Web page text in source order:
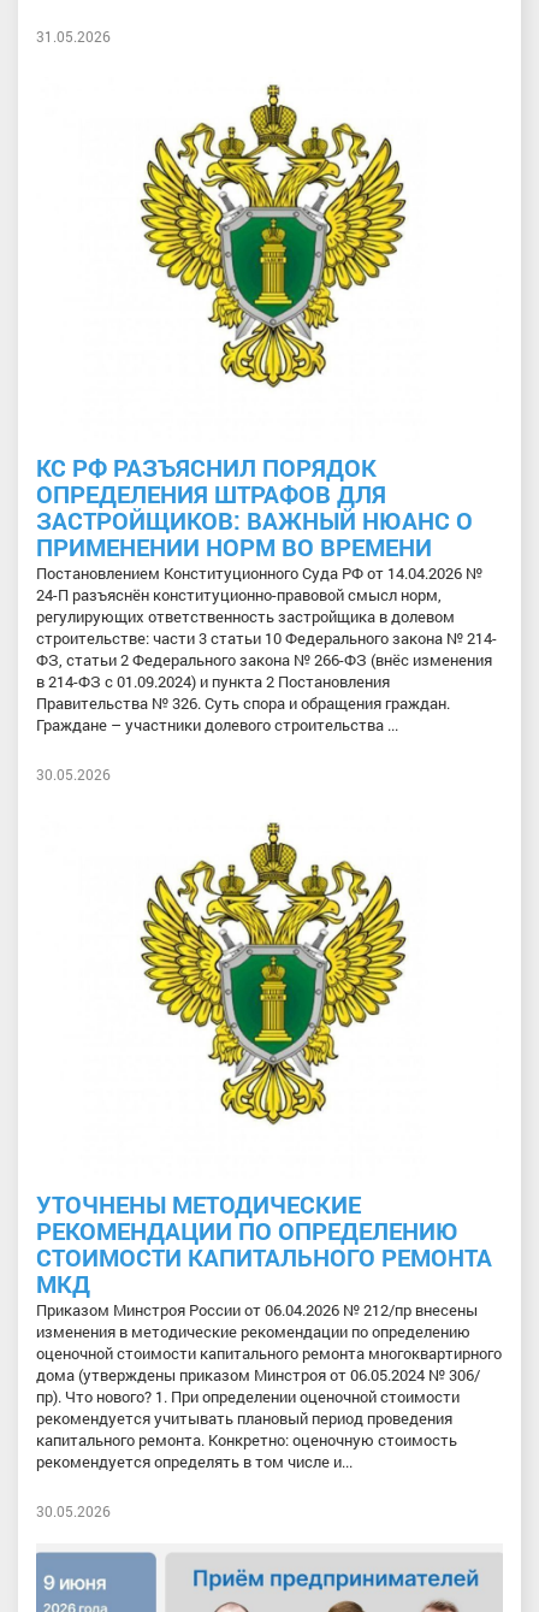
31.05.2026
КС РФ РАЗЪЯСНИЛ ПОРЯДОК
ОПРЕДЕЛЕНИЯ ШТРАФОВ ДЛЯ
ЗАСТРОЙЩИКОВ: ВАЖНЫЙ НЮАНС О
ПРИМЕНЕНИИ НОРМ ВО ВРЕМЕНИ
Постановлением Конституционного Суда РФ от 14.04.2026 №
24-П разъяснён конституционно-правовой смысл норм,
регулирующих ответственность застройщика в долевом
строительстве: части 3 статьи 10 Федерального закона № 214-
ФЗ, статьи 2 Федерального закона № 266-ФЗ (внёс изменения
в 214-ФЗ с 01.09.2024) и пункта 2 Постановления
Правительства № 326. Суть спора и обращения граждан.
Граждане – участники долевого строительства ...
30.05.2026
УТОЧНЕНЫ МЕТОДИЧЕСКИЕ
РЕКОМЕНДАЦИИ ПО ОПРЕДЕЛЕНИЮ
СТОИМОСТИ КАПИТАЛЬНОГО РЕМОНТА
МКД
Приказом Минстроя России от 06.04.2026 № 212/пр внесены
изменения в методические рекомендации по определению
оценочной стоимости капитального ремонта многоквартирного
дома (утверждены приказом Минстроя от 06.05.2024 № 306/
пр). Что нового? 1. При определении оценочной стоимости
рекомендуется учитывать плановый период проведения
капитального ремонта. Конкретно: оценочную стоимость
рекомендуется определять в том числе и...
30.05.2026